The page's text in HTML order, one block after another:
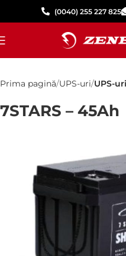
(0040) 255 227 825
Prima pagină UPS-uri UPS-
7STARS – 45Ah